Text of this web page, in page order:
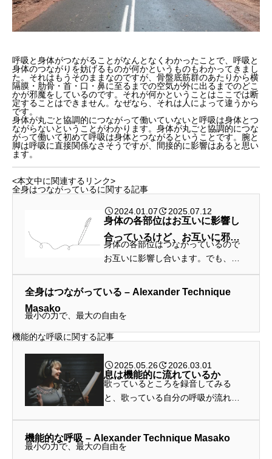
呼吸と身体がつながることがなんとなくわかったことで、呼吸と
身体のつながりを妨げるものが何かというものもわかってきまし
た。それはもうそのままなのですが、骨盤底筋群のあたりから横
隔膜・肋骨・首・口・鼻に至るまでの空気が外に出るまでのどこ
かが邪魔をしているのです。それが何かということはここでは断
定することはできません。なぜなら、それは人によって違うから
です。
身体が丸ごと協調的につながって働いていないと呼吸は身体とつ
ながらないということがわかります。身体が丸ごと協調的につな
がって働いて初めて呼吸は身体とつながるということです。腕と
脚は呼吸に直接関係なさそうですが、間接的に影響はあると思い
ます。
<本文中に関連するリンク>
全身はつながっているに関する記事
2024.01.07 2025.07.12
身体の各部位はお互いに影響し
合っているけど、お互いに邪魔
はしない
身体の各部位はつながっているので
お互いに影響し合います。でも、邪
魔をするのではなくて、楽に動ける
ように助けてほしいのです。
全身はつながっている – Alexander Technique
Masako
最小の力で、最大の自由を
機能的な呼吸に関する記事
2025.05.26 2026.03.01
息は機能的に流れているか
歌っているところを録音してみる
と、歌っている自分の呼吸が流れて
ないんだろう、と思ったところで、
考え直しました。これは日常生活で
機能的な呼吸 – Alexander Technique Masako
最小の力で、最大の自由を